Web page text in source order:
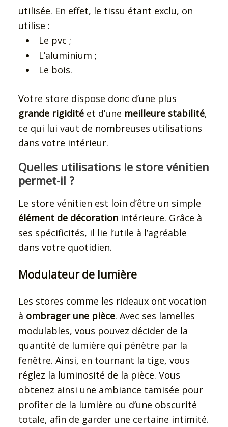
utilisée. En effet, le tissu étant exclu, on
utilise :
Le pvc ;
L’aluminium ;
Le bois.
Votre store dispose donc d’une plus
grande rigidité et d’une meilleure stabilité,
ce qui lui vaut de nombreuses utilisations
dans votre intérieur.
Quelles utilisations le store vénitien
permet-il ?
Le store vénitien est loin d’être un simple
élément de décoration intérieure. Grâce à
ses spécificités, il lie l’utile à l’agréable
dans votre quotidien.
Modulateur de lumière
Les stores comme les rideaux ont vocation
à ombrager une pièce. Avec ses lamelles
modulables, vous pouvez décider de la
quantité de lumière qui pénètre par la
fenêtre. Ainsi, en tournant la tige, vous
réglez la luminosité de la pièce. Vous
obtenez ainsi une ambiance tamisée pour
profiter de la lumière ou d’une obscurité
totale, afin de garder une certaine intimité.